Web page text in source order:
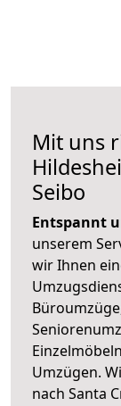
Mit uns
Seibo
Entspannt
unserem
wir Ihnen
Umzügen.
nach Santa